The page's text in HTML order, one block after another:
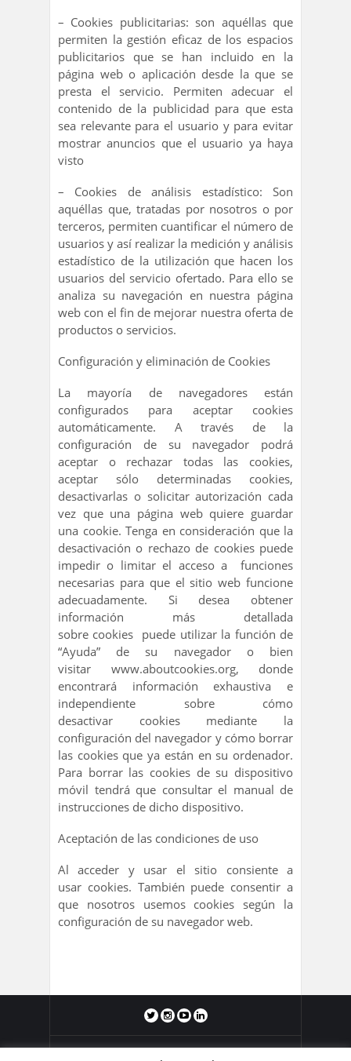
– Cookies publicitarias: son aquéllas que
permiten la gestión eficaz de los espacios
publicitarios que se han incluido en la
página web o aplicación desde la que se
presta el servicio. Permiten adecuar el
contenido de la publicidad para que esta
sea relevante para el usuario y para evitar
mostrar anuncios que el usuario ya haya
visto
– Cookies de análisis estadístico: Son
aquéllas que, tratadas por nosotros o por
terceros, permiten cuantificar el número de
usuarios y así realizar la medición y análisis
estadístico de la utilización que hacen los
usuarios del servicio ofertado. Para ello se
analiza su navegación en nuestra página
web con el fin de mejorar nuestra oferta de
productos o servicios.
Configuración y eliminación de Cookies
La mayoría de navegadores están
configurados para aceptar cookies
automáticamente. A través de la
configuración de su navegador podrá
aceptar o rechazar todas las cookies,
aceptar sólo determinadas cookies,
desactivarlas o solicitar autorización cada
vez que una página web quiere guardar
una cookie. Tenga en consideración que la
desactivación o rechazo de cookies puede
impedir o limitar el acceso a funciones
necesarias para que el sitio web funcione
adecuadamente. Si desea obtener
información más detallada
sobre cookies puede utilizar la función de
“Ayuda” de su navegador o bien
visitar www.aboutcookies.org, donde
encontrará información exhaustiva e
independiente sobre cómo
desactivar cookies mediante la
configuración del navegador y cómo borrar
las cookies que ya están en su ordenador.
Para borrar las cookies de su dispositivo
móvil tendrá que consultar el manual de
instrucciones de dicho dispositivo.
Aceptación de las condiciones de uso
Al acceder y usar el sitio consiente a
usar cookies. También puede consentir a
que nosotros usemos cookies según la
configuración de su navegador web.